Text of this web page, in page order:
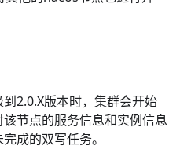
2.0.X版本时，集群会开始
节点的服务信息和实例信息
成的双写任务。